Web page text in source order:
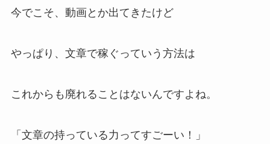
今でこそ、動画とか出てきたけど
やっぱり、文章で稼ぐっていう方法は
これからも廃れることはないんですよね。
「文章の持っている力ってすごーい！」